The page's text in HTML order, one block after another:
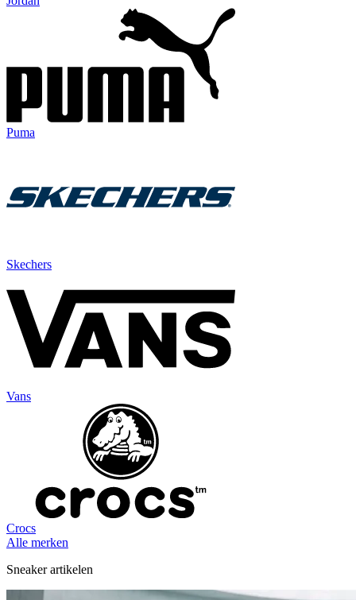
Puma
Skechers
Vans
Crocs
Alle merken
Sneaker artikelen